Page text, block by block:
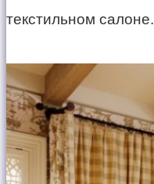
текстильном салоне.